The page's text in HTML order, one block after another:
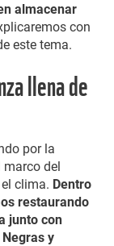
almacenar
con
este tema.
llena de
por la
marco del
clima. Dentro
restaurando
junto con
y